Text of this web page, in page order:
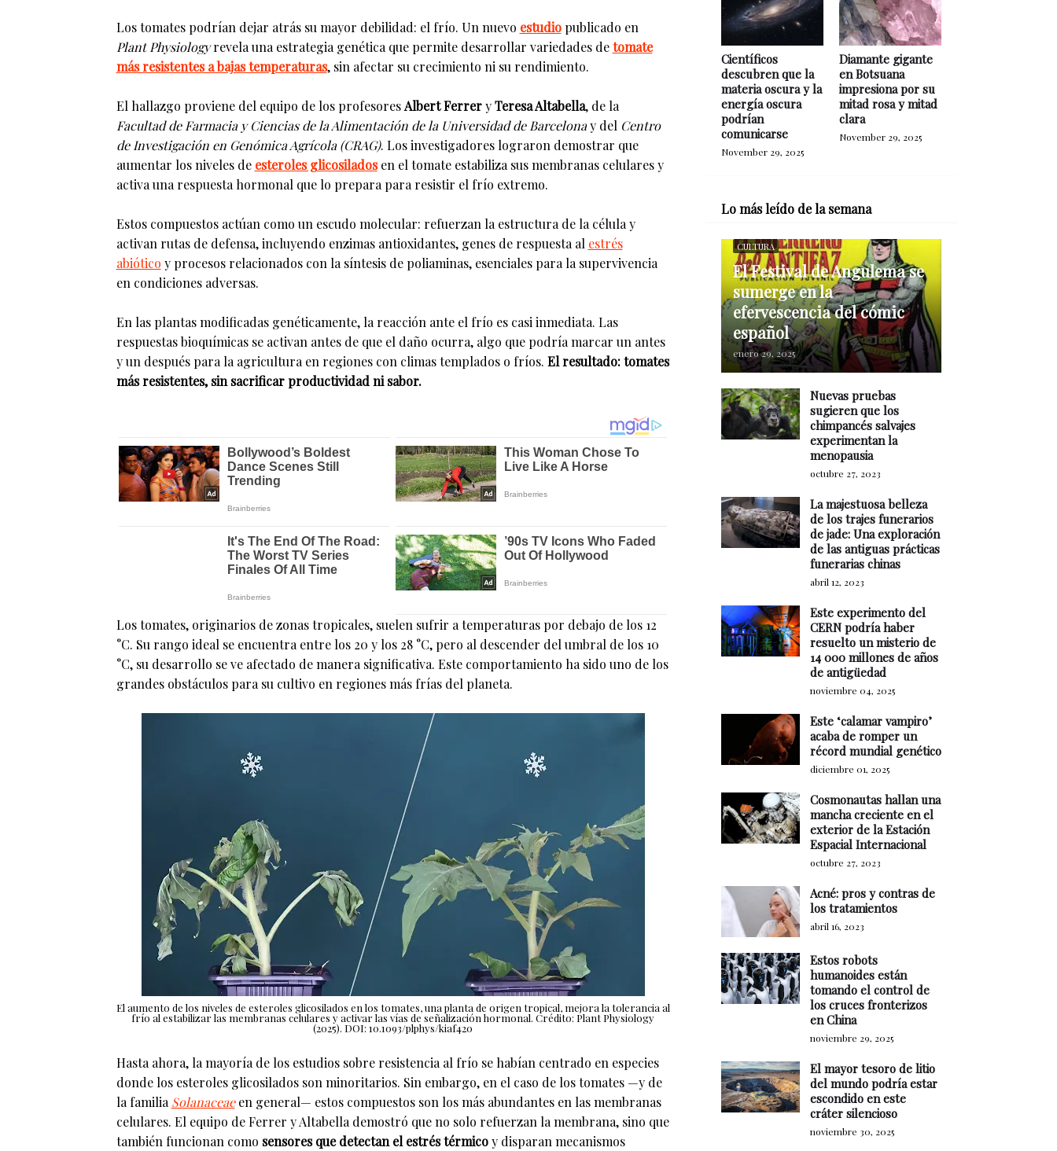
Los tomates podrían dejar atrás su mayor debilidad: el frío. Un nuevo estudiopublicado en
Plant Physiologyrevela una estrategia genética que permite desarrollar variedades detomate
más resistentes a bajas temperaturas, sin afectar su crecimiento ni su rendimiento.
El hallazgo proviene del equipo de los profesoresAlbert FerreryTeresa Altabella, de la
Facultad de Farmacia y Ciencias de la Alimentación de la Universidad de Barcelonay del Centro
de Investigación en Genómica Agrícola (CRAG). Los investigadores lograron demostrar que
aumentar los niveles de esteroles glicosiladosen el tomate estabiliza sus membranas celulares y
activa una respuesta hormonal que lo prepara para resistir el frío extremo.
Estos compuestos actúan como un escudo molecular: refuerzan la estructura de la célula y
activan rutas de defensa, incluyendo enzimas antioxidantes, genes de respuesta al estrés
abiótico y procesos relacionados con la síntesis de poliaminas, esenciales para la supervivencia
en condiciones adversas.
En las plantas modificadas genéticamente, la reacción ante el frío es casi inmediata. Las
respuestas bioquímicas se activan antes de que el daño ocurra, algo que podría marcar un antes
y un después para la agricultura en regiones con climas templados o fríos. El resultado: tomates
más resistentes, sin sacrificar productividad ni sabor.
Los tomates, originarios de zonas tropicales, suelen sufrir a temperaturas por debajo de los 12
°C. Su rango ideal se encuentra entre los 20 y los 28 °C, pero al descender del umbral de los 10
°C, su desarrollo se ve afectado de manera significativa. Este comportamiento ha sido uno de los
grandes obstáculos para su cultivo en regiones más frías del planeta.
El aumento de los niveles de esteroles glicosilados en los tomates, una planta de origen tropical, mejora la tolerancia al
frío al estabilizar las membranas celulares y activar las vías de señalización hormonal. Crédito: Plant Physiology
(2025). DOI: 10.1093/plphys/kiaf420
Hasta ahora, la mayoría de los estudios sobre resistencia al frío se habían centrado en especies
donde los esteroles glicosilados son minoritarios. Sin embargo, en el caso de los tomates —y de
la familia Solanaceaeen general— estos compuestos son los más abundantes en las membranas
celulares. El equipo de Ferrer y Altabella demostró que no solo refuerzan la membrana, sino que
también funcionan como sensores que detectan el estrés térmicoy disparan mecanismos
Científicos
descubren que la
materia oscura y la
energía oscura
podrían
comunicarse
November 29, 2025
Diamante gigante
en Botsuana
impresiona por su
mitad rosa y mitad
clara
November 29, 2025
Lo más leído de la semana
CULTURA
El Festival de Angulema se
sumerge en la
efervescencia del cómic
español
enero 29, 2025
Nuevas pruebas
sugieren que los
chimpancés salvajes
experimentan la
menopausia
octubre 27, 2023
La majestuosa belleza
de los trajes funerarios
de jade: Una exploración
de las antiguas prácticas
funerarias chinas
abril 12, 2023
Este experimento del
CERN podría haber
resuelto un misterio de
14 000 millones de años
de antigüedad
noviembre 04, 2025
Este ‘calamar vampiro’
acaba de romper un
récord mundial genético
diciembre 01, 2025
Cosmonautas hallan una
mancha creciente en el
exterior de la Estación
Espacial Internacional
octubre 27, 2023
Acné: pros y contras de
los tratamientos
abril 16, 2023
Estos robots
humanoides están
tomando el control de
los cruces fronterizos
en China
noviembre 29, 2025
El mayor tesoro de litio
del mundo podría estar
escondido en este
cráter silencioso
noviembre 30, 2025